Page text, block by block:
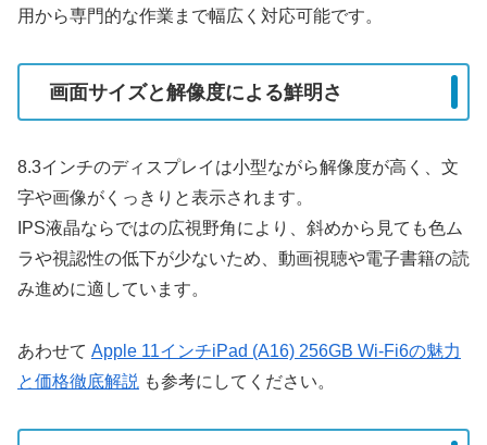
用から専門的な作業まで幅広く対応可能です。
画面サイズと解像度による鮮明さ
8.3インチのディスプレイは小型ながら解像度が高く、文
字や画像がくっきりと表示されます。
IPS液晶ならではの広視野角により、斜めから見ても色ム
ラや視認性の低下が少ないため、動画視聴や電子書籍の読
み進めに適しています。
あわせて Apple 11インチiPad (A16) 256GB Wi-Fi6の魅力
と価格徹底解説 も参考にしてください。